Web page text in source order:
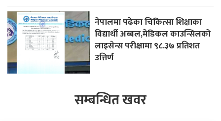
नेपालमा पढेका चिकित्सा शिक्षाका
विद्यार्थी अब्बल,मेडिकल काउन्सिलको
लाइसेन्स परीक्षामा ९८.३७ प्रतिशत
उत्तिर्ण
सम्बन्धित खवर